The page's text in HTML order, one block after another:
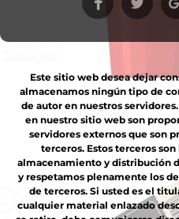
Este sitio web desea dejar
almacenamos ningún tipo de
de autor en nuestros
en nuestro sitio web son
servidores externos que son
terceros. Estos terceros
almacenamiento y distribución
y respetamos plenamente los
de terceros. Si usted es el
cualquier material enlazado